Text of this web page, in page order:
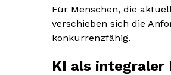
Für Menschen, die
verschieben sich die
konkurrenzfähig.
KI als integraler